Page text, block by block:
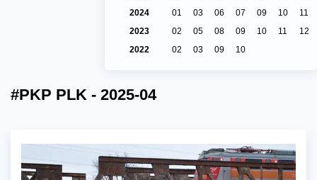
2024
01 03 06 07 09 10
11
2023
02 05 08 09 10 11
12
2022
02 03 09 10
#PKP PLK - 2025-04